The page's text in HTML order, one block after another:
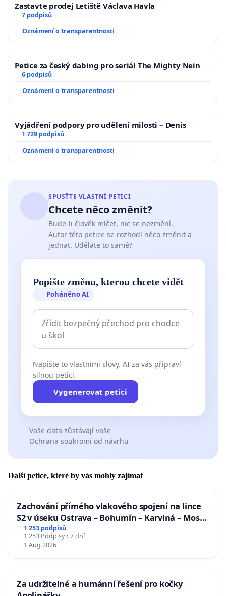
Zastavte prodej Letiště Václava Havla
7 podpisů
Oznámení o transparentnosti
Petice za český dabing pro seriál The Mighty Nein
6 podpisů
Oznámení o transparentnosti
Vyjádření podpory pro udělení milosti – Denis
1 729 podpisů
Oznámení o transparentnosti
SPUSŤTE VLASTNÍ PETICI
Chcete něco změnit?
Bude-li člověk mlčet, nic se nezmění.
Autor této petice se rozhodl něco změnit a
jednat. Uděláte to samé?
Popište změnu, kterou chcete vidět
Poháněno AI
Napište to vlastními slovy. AI za vás připraví
silnou petici.
Vygenerovat petici
Vaše data zůstávají vaše
Ochrana soukromí od návrhu
Další petice, které by vás mohly zajímat
Zachování přímého vlakového spojení na lince
S2 v úseku Ostrava – Bohumín – Karviná – Mosty
u Jablunkova
1 253 podpisů
1 253 Podpisy / 7 dní
1 Aug 2026
Za udržitelné a humánní řešení pro kočky